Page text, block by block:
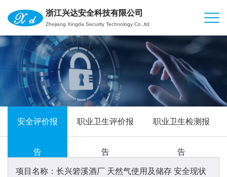
浙江兴达安全科技有限公司
Zhejiang Xingda Security Technology Co.,ltd
安全评价报
告
职业卫生评价报
告
职业卫生检测报
告
项目名称： 长兴箬溪酒厂 天然气使用及储存 安全现状